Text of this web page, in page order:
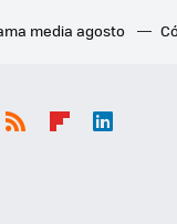
media agosto